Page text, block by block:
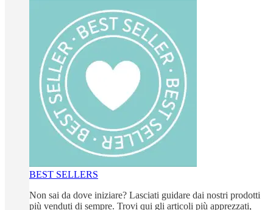
BEST SELLERS
Non sai da dove iniziare? Lasciati guidare dai nostri prodotti
più venduti di sempre. Trovi qui gli articoli più apprezzati,